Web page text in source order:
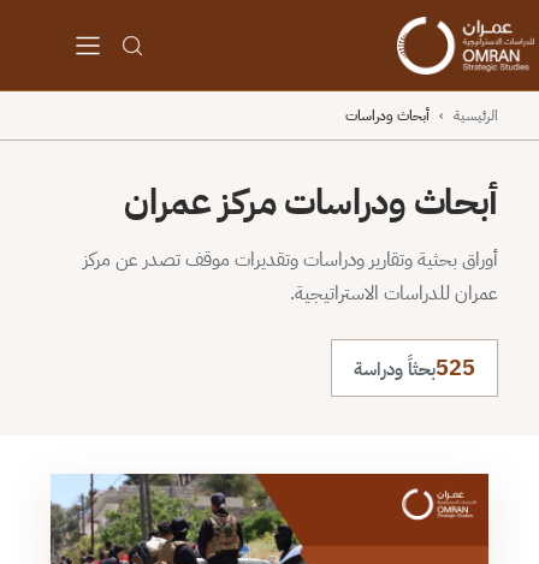
الرئيسية › أبحاث ودراسات
أبحاث ودراسات مركز عمران
أوراق بحثية وتقارير ودراسات وتقديرات موقف تصدر عن مركز
عمران للدراسات الاستراتيجية.
525بحثاً ودراسة